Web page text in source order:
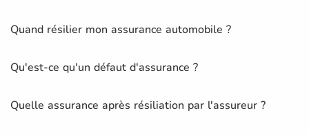
Quand résilier mon assurance automobile ?
Qu'est-ce qu'un défaut d'assurance ?
Quelle assurance après résiliation par l'assureur ?